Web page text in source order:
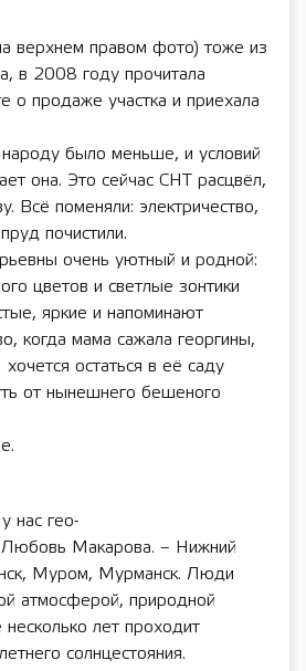
верхнем правом фото) тоже из
в 2008 году прочитала
о продаже участка и приехала
народу было меньше, и условий
она. Это сейчас СНТ расцвёл,
Всё поменяли: электричество,
почистили.
очень уютный и родной:
цветов и светлые зонтики
яркие и напоминают
когда мама сажала георгины,
остаться в её саду
от нынешнего бешеного
нас гео-
Любовь Макарова. – Нижний
Муром, Мурманск. Люди
атмосферой, природной
несколько лет проходит
солнцестояния.